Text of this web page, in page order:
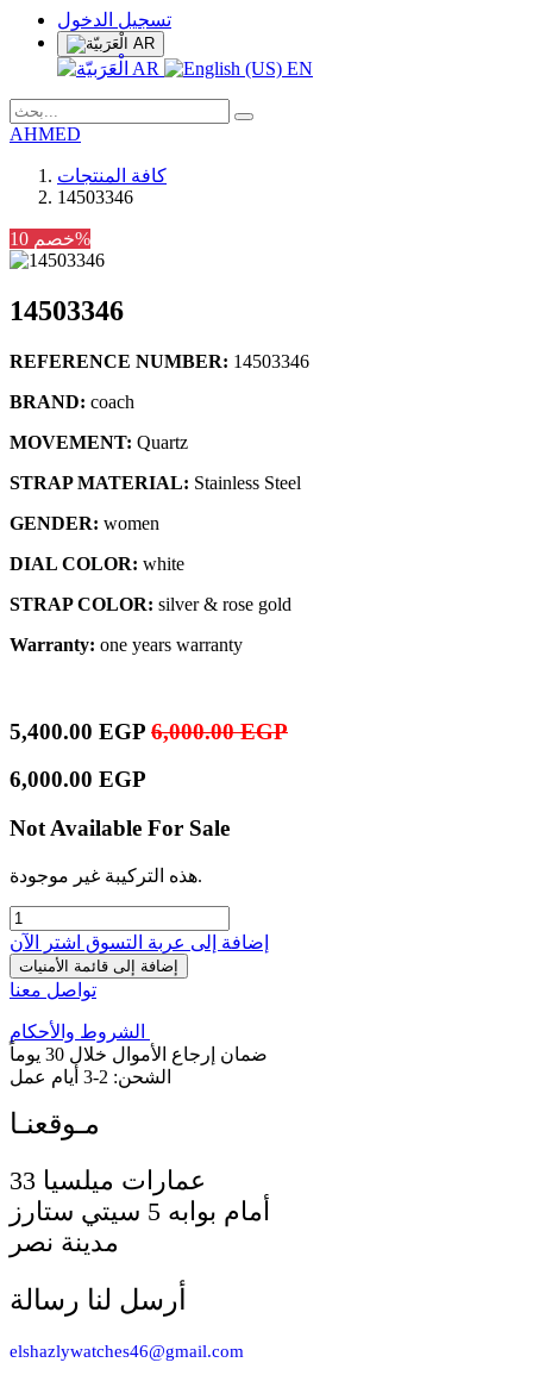
تسجيل الدخول
AR
AR EN
AHMED
كافة المنتجات
14503346
خصم 10%
14503346
REFERENCE NUMBER: 14503346
BRAND: coach
MOVEMENT: Quartz
STRAP MATERIAL: Stainless Steel
GENDER: women
DIAL COLOR: white
STRAP COLOR: silver & rose gold
Warranty: one years warranty
5,400.00 EGP 6,000.00EGP
6,000.00 EGP
Not Available For Sale
هذه التركيبة غير موجودة.
إضافة إلى عربة التسوق اشترِ الآن
إضافة إلى قائمة الأمنيات
تواصل معنا
الشروط والأحكام
ضمان إرجاع الأموال خلال 30 يوماً
الشحن: 2-3 أيام عمل
أمام بوابه 5 سيتي ستارز
مدينة نصر
أرسل لنا رسالة
elshazlywatches46@gmail.com